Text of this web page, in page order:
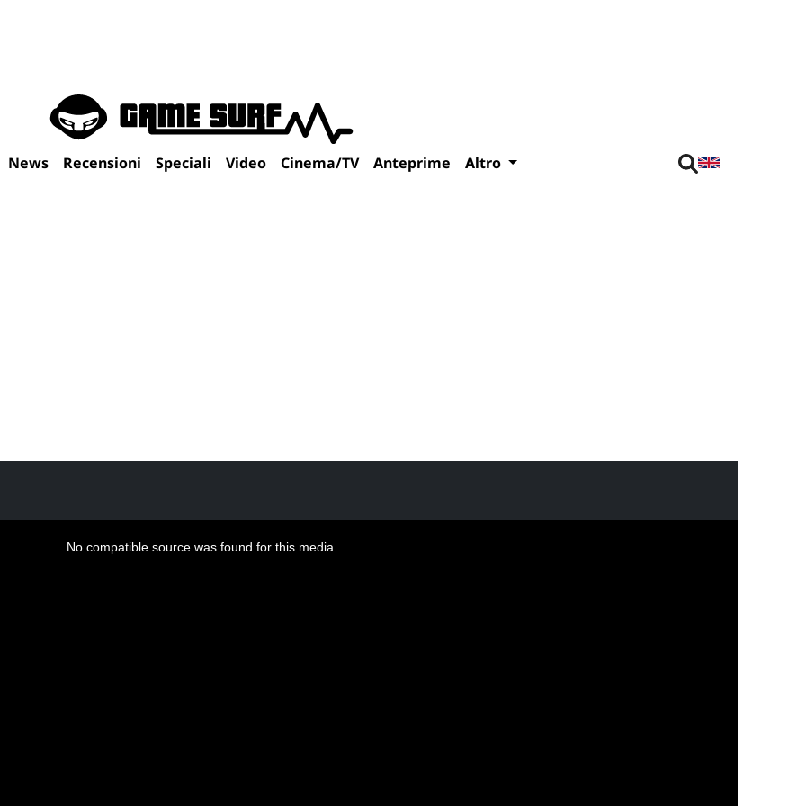
News Recensioni Speciali Video Cinema/TV Anteprime Altro
No compatible source was found for this media.